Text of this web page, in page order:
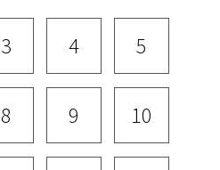
3 4 5
8 9 10